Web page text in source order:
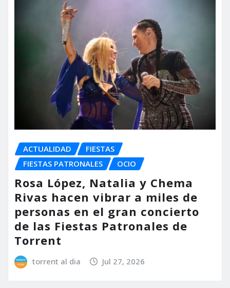
ACTUALIDAD
FIESTAS
FIESTAS PATRONALES
OCIO
Rosa López, Natalia y Chema
Rivas hacen vibrar a miles de
personas en el gran concierto
de las Fiestas Patronales de
Torrent
torrent al dia Jul 27, 2026